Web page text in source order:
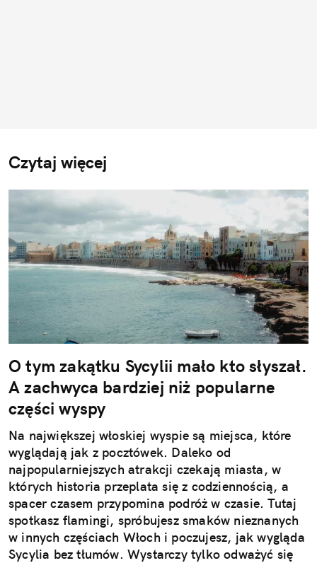
Czytaj więcej
O tym zakątku Sycylii mało kto słyszał.
A zachwyca bardziej niż popularne
części wyspy
Na największej włoskiej wyspie są miejsca, które
wyglądają jak z pocztówek. Daleko od
najpopularniejszych atrakcji czekają miasta, w
których historia przeplata się z codziennością, a
spacer czasem przypomina podróż w czasie. Tutaj
spotkasz flamingi, spróbujesz smaków nieznanych
w innych częściach Włoch i poczujesz, jak wygląda
Sycylia bez tłumów. Wystarczy tylko odważyć się